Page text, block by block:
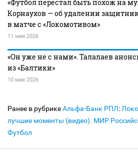
«Футбол перестал быть похож на
Корнаухов — об удалении
в матче с «Локомотивом»
11 мая 2026
«Он уже не с нами». Талалаев
из «Балтики»
10 мая 2026
Ранее в рубрикеАльфа-Банк РПЛ:
лучшие моменты (видео). МИР
Футбол